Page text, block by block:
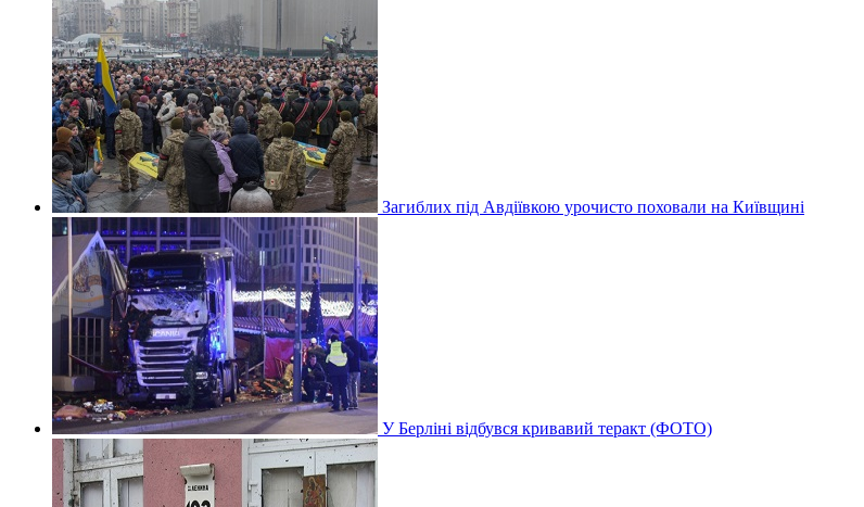
Загиблих під Авдіївкою урочисто поховали на Київщині
У Берліні відбувся кривавий теракт (ФОТО)